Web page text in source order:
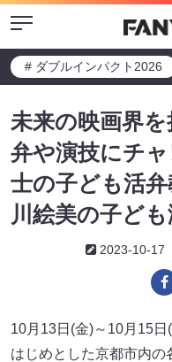
Menu
# ダブルインパクト2026
未来の映画界
弁や演技にチ
士の子ども活
川絵美の子ど
2023-10-17
10月13日(金)～10月15
はじめとした京都市内の